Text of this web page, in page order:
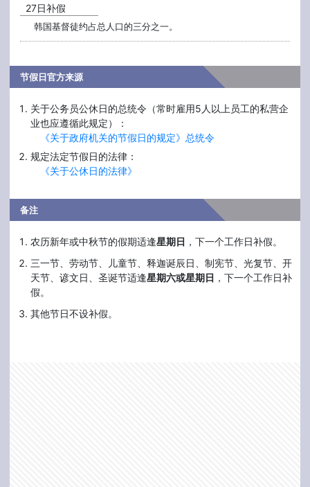
27日补假
韩国基督徒约占总人口的三分之一。
节假日官方来源
关于公务员公休日的总统令（常时雇用5人以上员工的私营企
业也应遵循此规定）：
《关于政府机关的节假日的规定》总统令
规定法定节假日的法律：
《关于公休日的法律》
备注
农历新年或中秋节的假期适逢星期日 ，下一个工作日补假。
三一节、劳动节、儿童节、释迦诞辰日、制宪节、光复节、开
天节、谚文日、圣诞节适逢星期六或星期日 ，下一个工作日补
假。
其他节日不设补假。